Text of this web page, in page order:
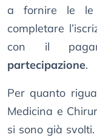
a fornire le
completare
con il
partecipazione.
Per quanto
Medicina e
si sono già